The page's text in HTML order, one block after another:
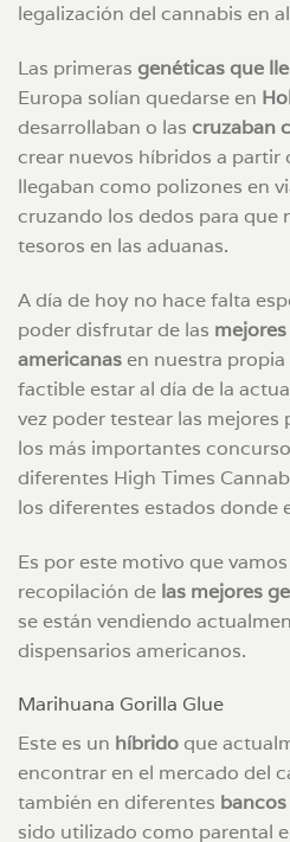
legalización del cannabis en
Las primeras genéticas que
Europa solían quedarse en
desarrollaban o las cruzaban
crear nuevos híbridos a partir
llegaban como polizones en
cruzando los dedos para que
tesoros en las aduanas.
A día de hoy no hace falta
poder disfrutar de las
americanas en nuestra
factible estar al día de la
vez poder testear las mejores
los más importantes
diferentes High Times
los diferentes estados donde
Es por este motivo que
recopilación de las mejores
se están vendiendo
dispensarios americanos.
Marihuana Gorilla Glue
Este es un híbridoque
encontrar en el mercado del
también en diferentes
sido utilizado como parental